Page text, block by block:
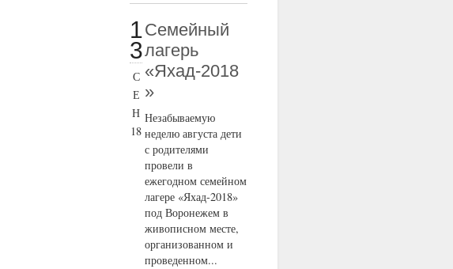
1
3
С
Е
Н
18
Семейный
лагерь
«Яхад-2018
»
Незабываемую
неделю августа дети
с родителями
провели в
ежегодном семейном
лагере «Яхад-2018»
под Воронежем в
живописном месте,
организованном и
проведенном...